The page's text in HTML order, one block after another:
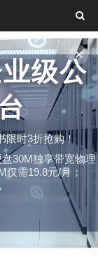
级公
时3折抢购！
30M独享带宽物理
仅需19.8元/月；
✕